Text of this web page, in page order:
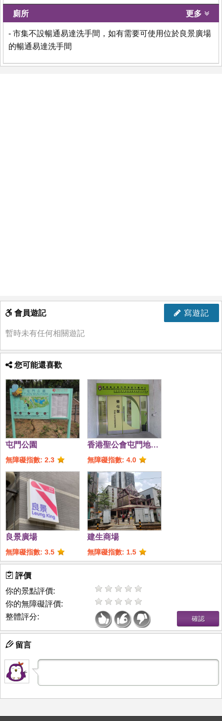
廁所 更多
- 市集不設暢通易達洗手間，如有需要可使用位於良景廣場
的暢通易達洗手間
寫遊記
會員遊記
暫時未有任何相關遊記
您可能還喜歡
屯門公園
無障礙指數: 2.3
香港聖公會屯門地區
支援中心 - 樂屯聚
無障礙指數: 4.0
良景廣場
無障礙指數: 3.5
建生商場
無障礙指數: 1.5
評價
你的景點評價:
你的無障礙評價:
整體評分:
留言